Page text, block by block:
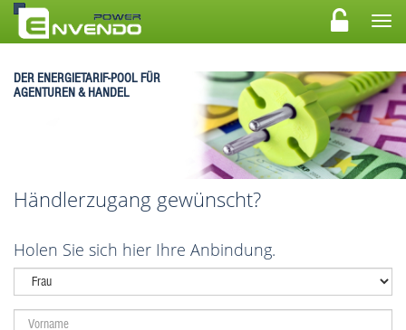
DER ENERGIETARIF-POOL FÜR
AGENTUREN & HANDEL
Händlerzugang gewünscht?
Holen Sie sich hier Ihre Anbindung.